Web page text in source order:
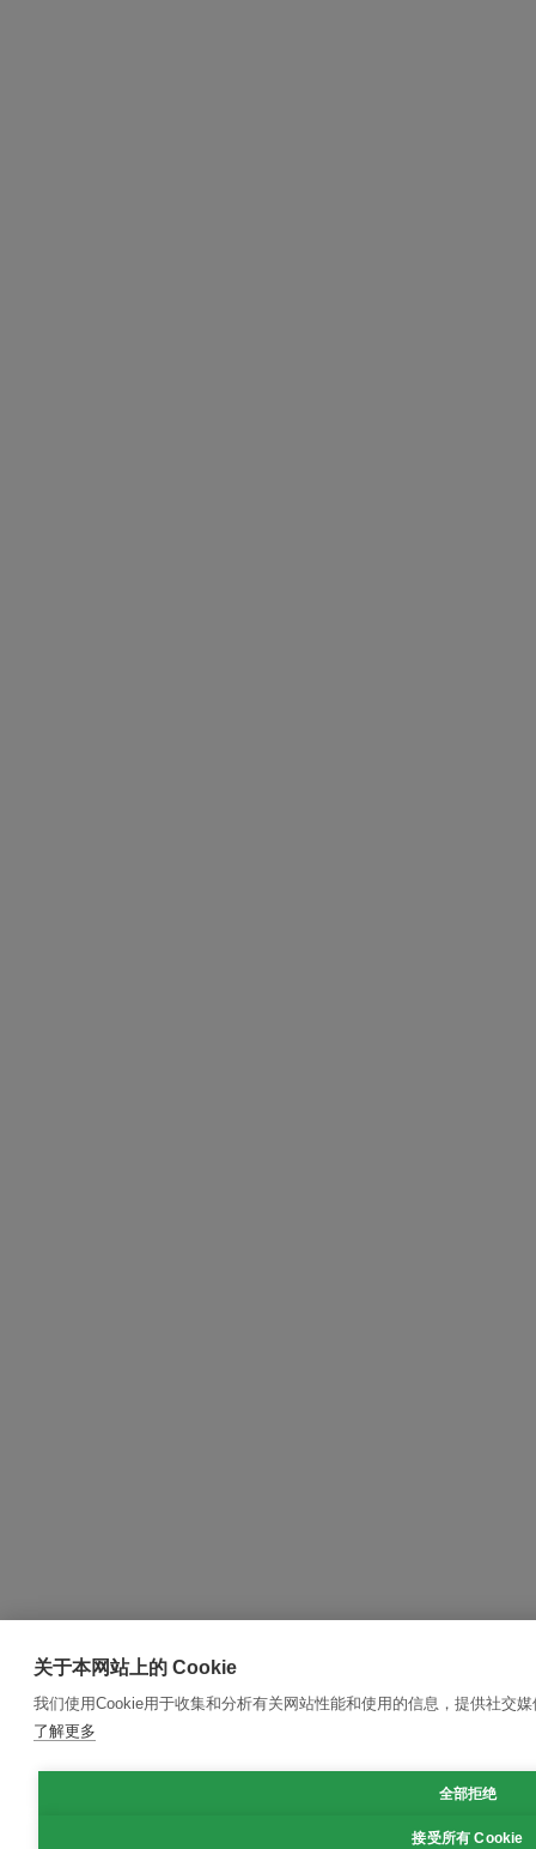
关于本网站上的 Cookie
我们使用Cookie用于收集和分析有关网站性能和使用的信息，提供社交
了解更多
全部拒绝
接受所有 Cookie